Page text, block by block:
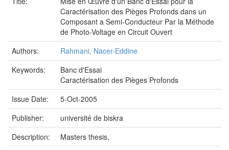
Caractérisation des Pièges Profonds dans un
Composant a Semi-Conducteur Par la Méthode
de Photo-Voltage en Circuit Ouvert
Authors:
Rahmani, Nacer-Eddine
Keywords:
Banc d'Essai
Caractérisation des Pièges Profonds
Issue Date:
5-Oct-2005
Publisher:
université de biskra
Description:
Masters thesis,